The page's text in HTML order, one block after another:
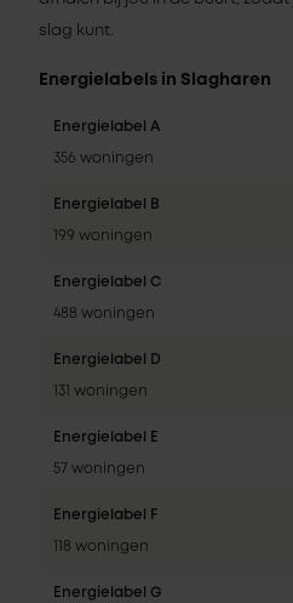
slag kunt.
Energielabels in Slagharen
Energielabel A
356 woningen
Energielabel B
199 woningen
Energielabel C
488 woningen
Energielabel D
131 woningen
Energielabel E
57 woningen
Energielabel F
118 woningen
Energielabel G